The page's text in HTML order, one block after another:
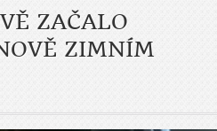
ZAČALO
ZIMNÍM